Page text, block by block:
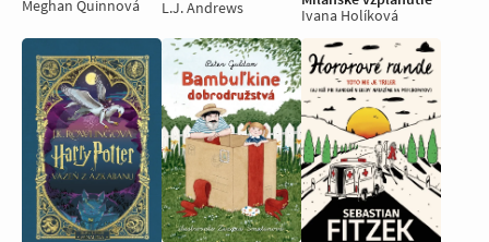
Meghan Quinnová
L.J. Andrews
Ivana Holíková